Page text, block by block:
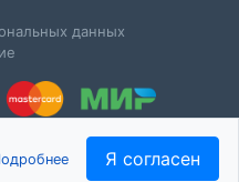
данных
Я согласен